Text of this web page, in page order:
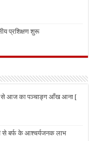
प्रशिक्षण शुरू
से आज का पञ्चाङ्ग आँख आना [
से बर्फ के आश्चर्यजनक लाभ